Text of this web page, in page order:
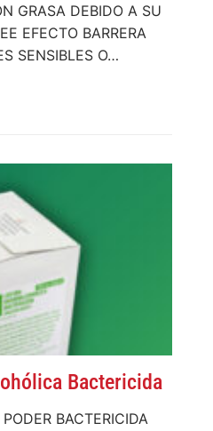
GRASA DEBIDO A SU
EFECTO BARRERA
SENSIBLES O…
Bactericida
BACTERICIDA